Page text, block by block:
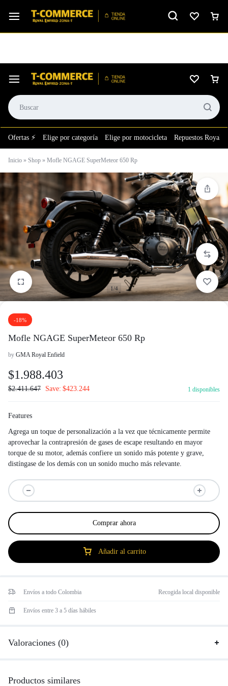
⚙️El taller más grande de LATAM en tu bolsillo. Ver calificación
Ofertas ⚡ Elige por categoría Elige por motocicleta Repuestos Royal
Inicio » Shop » Mofle NGAGE SuperMeteor 650 Rp
1/4
-18%
Mofle NGAGE SuperMeteor 650 Rp
by GMA Royal Enfield
$1.988.403
$2.411.647 Save: $423.244 1 disponibles
Features
Agrega un toque de personalización a la vez que técnicamente permite
aprovechar la contrapresión de gases de escape resultando en mayor
torque de su motor, además confiere un sonido más potente y grave,
distíngase de los demás con un sonido mucho más relevante.
Añadir al carrito
Comprar ahora
Envíos a todo Colombia Recogida local disponible
Envíos entre 3 a 5 días hábiles
Valoraciones (0)
Productos similares